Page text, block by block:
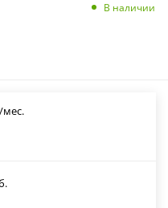
В наличии
мес.